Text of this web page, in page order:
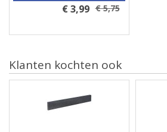
€ 3,99 € 5,75
Klanten kochten ook